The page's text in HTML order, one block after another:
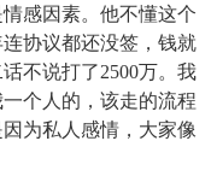
感因素。他不懂这个
协议都还没签，钱就
不说打了2500万。我
个人的，该走的流程
为私人感情，大家像